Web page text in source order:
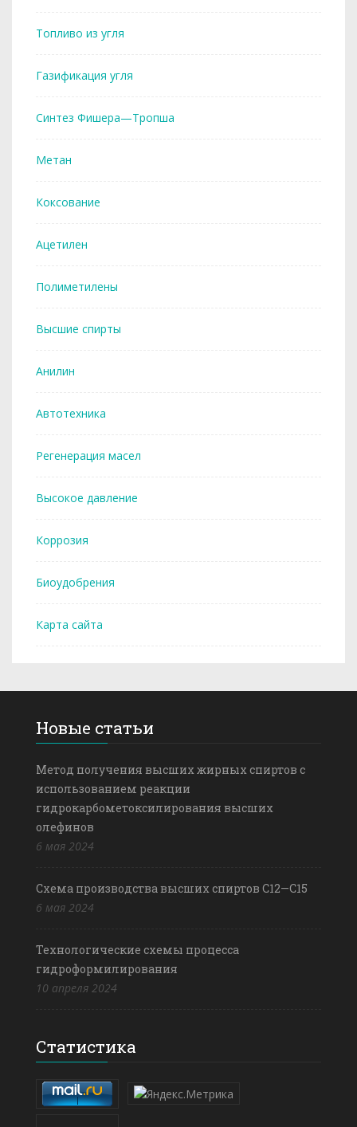
Топливо из угля
Газификация угля
Синтез Фишера—Тропша
Метан
Коксование
Ацетилен
Полиметилены
Высшие спирты
Анилин
Автотехника
Регенерация масел
Высокое давление
Коррозия
Биоудобрения
Карта сайта
Новые статьи
Метод получения высших жирных спиртов с
использованием реакции
гидрокарбометоксилирования высших
олефинов
6 мая 2024
Схема производства высших спиртов С12—С15
6 мая 2024
Технологические схемы процесса
гидроформилирования
10 апреля 2024
Статистика